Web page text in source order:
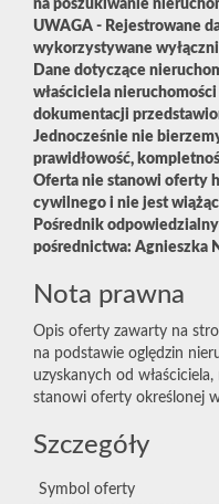
na poszukiwanie
UWAGA - Rejestrowane
wykorzystywane
Dane dotyczące
właściciela
dokumentacji
Jednocześnie nie
prawidłowość,
Oferta nie stanowi oferty
cywilnego i nie jest
Pośrednik
pośrednictwa: Agnieszka
Nota prawna
Opis oferty zawarty na
na podstawie oględzin
uzyskanych od
stanowi oferty określonej
Szczegóły
Symbol oferty